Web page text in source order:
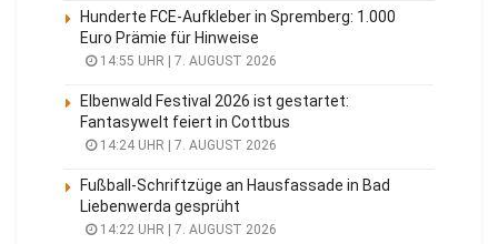
Hunderte FCE-Aufkleber in Spremberg: 1.000
Euro Prämie für Hinweise
14:55 UHR | 7. AUGUST 2026
Elbenwald Festival 2026 ist gestartet:
Fantasywelt feiert in Cottbus
14:24 UHR | 7. AUGUST 2026
Fußball-Schriftzüge an Hausfassade in Bad
Liebenwerda gesprüht
14:22 UHR | 7. AUGUST 2026